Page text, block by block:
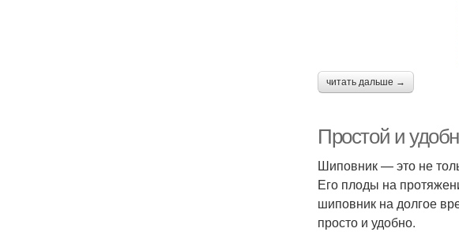
читать дальше →
Простой и
Шиповник — это не
Его плоды на
шиповник на долгое
просто и удобно.